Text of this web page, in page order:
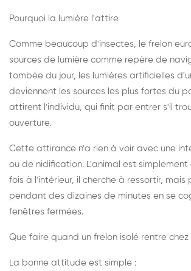
Pourquoi la lumière l'attire
Comme beaucoup d'insectes, le frelon
sources de lumière comme repère de
tombée du jour, les lumières artificielles
deviennent les sources les plus fortes du
attirent l'individu, qui finit par entrer s'il
ouverture.
Cette attirance n'a rien à voir avec une
ou de nidification. L'animal est simplement
fois à l'intérieur, il cherche à ressortir, mais
pendant des dizaines de minutes en se
fenêtres fermées.
Que faire quand un frelon isolé rentre chez
La bonne attitude est simple :